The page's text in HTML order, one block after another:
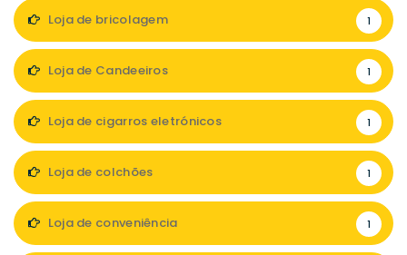
Loja de bricolagem 1
Loja de Candeeiros 1
Loja de cigarros eletrónicos 1
Loja de colchões 1
Loja de conveniência 1